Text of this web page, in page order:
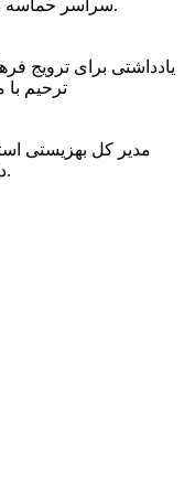
سراسر حماسه خونخواهی و مرگ بر آمریکا و اسرائیل بود.
یادداشتی برای ترویج
ترحیم با
دارای اختلالات بینایی در این استان خبر داد.